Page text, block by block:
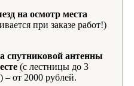
на осмотр места
при заказе работ!)
спутниковой антенны
(с лестницы до 3
– от 2000 рублей.